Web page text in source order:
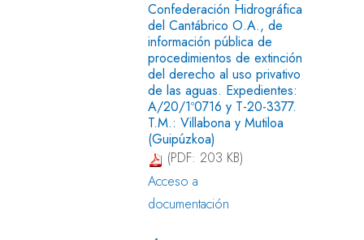
Confederación Hidrográfica
del Cantábrico O.A., de
información pública de
procedimientos de extinción
del derecho al uso privativo
de las aguas. Expedientes:
A/20/1º0716 y T-20-3377.
T.M.: Villabona y Mutiloa
(Guipúzkoa)
(PDF: 203 KB)
Acceso a
documentación